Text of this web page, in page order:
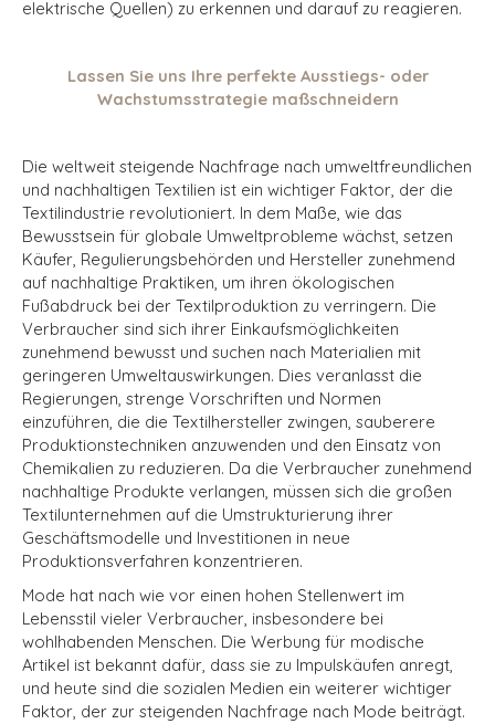
elektrische Quellen) zu erkennen und darauf zu reagieren.
Lassen Sie uns Ihre perfekte Ausstiegs- oder
Wachstumsstrategie maßschneidern
Die weltweit steigende Nachfrage nach umweltfreundlichen
und nachhaltigen Textilien ist ein wichtiger Faktor, der die
Textilindustrie revolutioniert. In dem Maße, wie das
Bewusstsein für globale Umweltprobleme wächst, setzen
Käufer, Regulierungsbehörden und Hersteller zunehmend
auf nachhaltige Praktiken, um ihren ökologischen
Fußabdruck bei der Textilproduktion zu verringern. Die
Verbraucher sind sich ihrer Einkaufsmöglichkeiten
zunehmend bewusst und suchen nach Materialien mit
geringeren Umweltauswirkungen. Dies veranlasst die
Regierungen, strenge Vorschriften und Normen
einzuführen, die die Textilhersteller zwingen, sauberere
Produktionstechniken anzuwenden und den Einsatz von
Chemikalien zu reduzieren. Da die Verbraucher zunehmend
nachhaltige Produkte verlangen, müssen sich die großen
Textilunternehmen auf die Umstrukturierung ihrer
Geschäftsmodelle und Investitionen in neue
Produktionsverfahren konzentrieren.
Mode hat nach wie vor einen hohen Stellenwert im
Lebensstil vieler Verbraucher, insbesondere bei
wohlhabenden Menschen. Die Werbung für modische
Artikel ist bekannt dafür, dass sie zu Impulskäufen anregt,
und heute sind die sozialen Medien ein weiterer wichtiger
Faktor, der zur steigenden Nachfrage nach Mode beiträgt.